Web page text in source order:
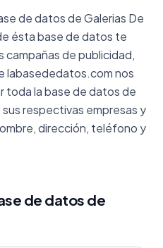
de datos de Galerias De
ésta base de datos te
campañas de publicidad,
labasededatos.com nos
toda la base de datos de
respectivas empresas y
dirección, teléfono y
de datos de